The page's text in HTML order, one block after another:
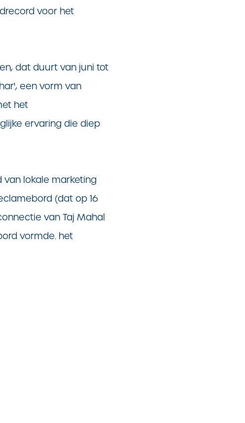
voor het
dat duurt van juni tot
een vorm van
het
ervaring die diep
lokale marketing
(dat op 16
van Taj Mahal
vormde. het